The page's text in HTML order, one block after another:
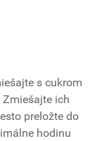
s cukrom
ich
preložte do
hodinu